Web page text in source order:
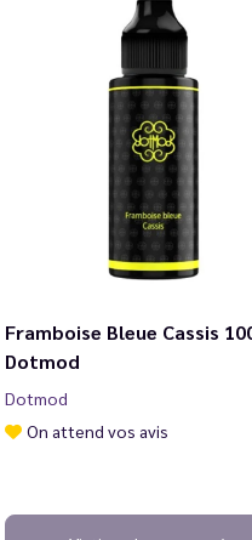
Framboise Bleue Cassis
Dotmod
Dotmod
On attend vos avis